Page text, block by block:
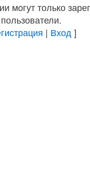
могут только
пользователи.
| Вход ]